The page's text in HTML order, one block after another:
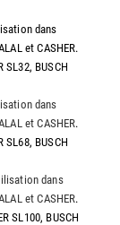
dans
et CASHER.
SL32, BUSCH
dans
et CASHER.
SL68, BUSCH
dans
et CASHER.
SL100, BUSCH